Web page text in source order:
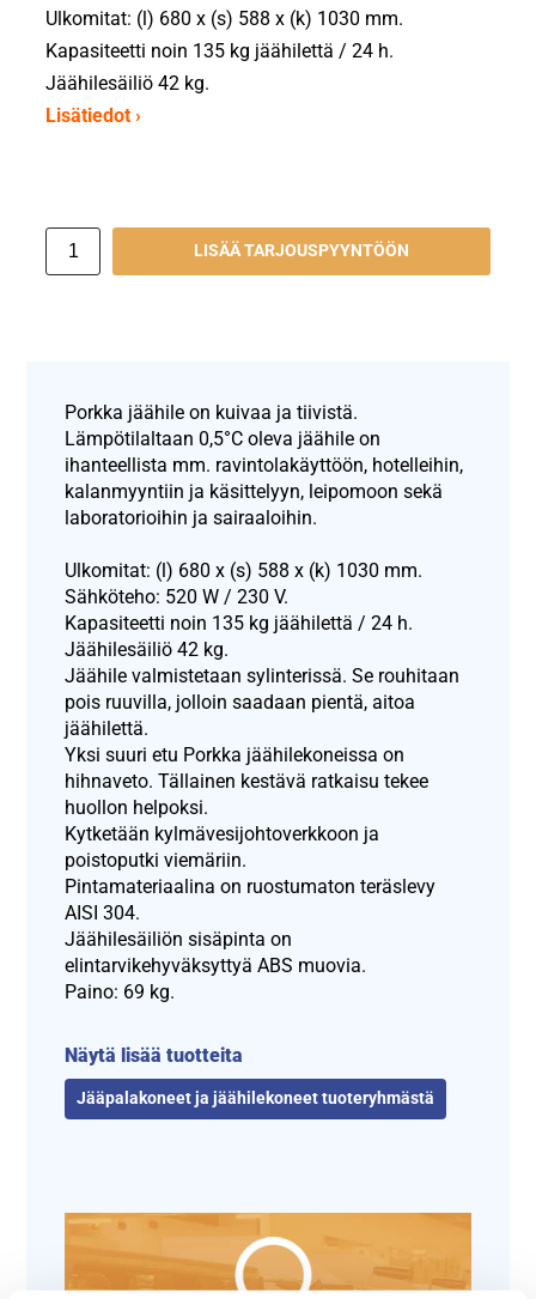
Ulkomitat: (l) 680 x (s) 588 x (k) 1030 mm.
Kapasiteetti noin 135 kg jäähilettä / 24 h.
Jäähilesäiliö 42 kg.
Lisätiedot ›
LISÄÄ TARJOUSPYYNTÖÖN
Porkka jäähile on kuivaa ja tiivistä.
Lämpötilaltaan 0,5°C oleva jäähile on
ihanteellista mm. ravintolakäyttöön, hotelleihin,
kalanmyyntiin ja käsittelyyn, leipomoon sekä
laboratorioihin ja sairaaloihin.
Ulkomitat: (l) 680 x (s) 588 x (k) 1030 mm.
Sähköteho: 520 W / 230 V.
Kapasiteetti noin 135 kg jäähilettä / 24 h.
Jäähilesäiliö 42 kg.
Jäähile valmistetaan sylinterissä. Se rouhitaan
pois ruuvilla, jolloin saadaan pientä, aitoa
jäähilettä.
Yksi suuri etu Porkka jäähilekoneissa on
hihnaveto. Tällainen kestävä ratkaisu tekee
huollon helpoksi.
Kytketään kylmävesijohtoverkkoon ja
poistoputki viemäriin.
Pintamateriaalina on ruostumaton teräslevy
AISI 304.
Jäähilesäiliön sisäpinta on
elintarvikehyväksyttyä ABS muovia.
Paino: 69 kg.
Näytä lisää tuotteita
Jääpalakoneet ja jäähilekoneet tuoteryhmästä